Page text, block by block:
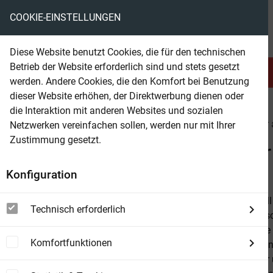
Serien & Abo Belletristik
beam Belletristik Krimi & Thriller Krimi & Thriller
Beam Shop
Commissaire
Ein neuer
blutige
COOKIE-EINSTELLUNGEN
Diese Website benutzt Cookies, die für den technischen
Betrieb der Website erforderlich sind und stets gesetzt
werden. Andere Cookies, die den Komfort bei Benutzung
dieser Website erhöhen, der Direktwerbung dienen oder
die Interaktion mit anderen Websites und sozialen
Netzwerken vereinfachen sollen, werden nur mit Ihrer
Zustimmung gesetzt.
Konfiguration
Technisch erforderlich
Komfortfunktionen